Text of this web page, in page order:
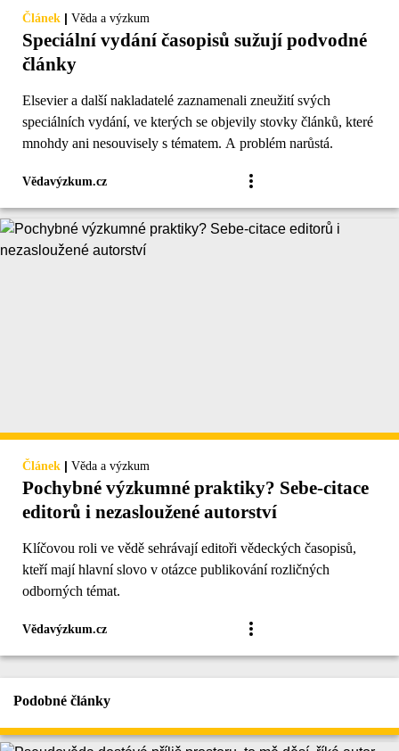
Článek | Věda a výzkum
Speciální vydání časopisů sužují podvodné
články
Elsevier a další nakladatelé zaznamenali zneužití svých
speciálních vydání, ve kterých se objevily stovky článků, které
mnohdy ani nesouvisely s tématem. A problém narůstá.
Vědavýzkum.cz
Článek | Věda a výzkum
Pochybné výzkumné praktiky? Sebe-citace
editorů i nezasloužené autorství
Klíčovou roli ve vědě sehrávají editoři vědeckých časopisů,
kteří mají hlavní slovo v otázce publikování rozličných
odborných témat.
Vědavýzkum.cz
Podobné články